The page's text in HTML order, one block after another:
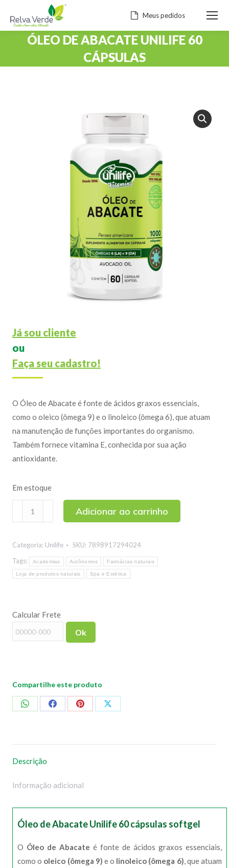
Meus pedidos
ÓLEO DE ABACATE UNILIFE 60
CÁPSULAS
Já sou cliente
ou
Faça seu cadastro!
O Óleo de Abacate é fonte de ácidos graxos essenciais,
como o oleico (ômega 9) e o linoleico (ômega 6), que atuam
na manutenção de funções importantes do organismo.
Também fornece vitamina E, conhecida por sua ação
antioxidante.
Em estoque
de
Unilife
60
cápsulas
Adicionar ao carrinho
Categoria: Unilife SKU: 7898917294024
Tags:
Academias Autônomos Farmácias naturais
Loja de produtos naturais Spa e Estética
Calcular Frete
Ok
Compartilhe este produto
CompartilharCompartilharCompartilharCompartilhar
Descrição
Informação adicional
Óleo de Abacate Unilife 60 cápsulas softgel
O Óleo de Abacate é fonte de ácidos graxos essenciais,
como o oleico (ômega 9) e o linoleico (ômega 6), que atuam